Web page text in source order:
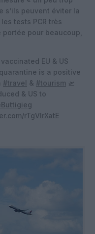
s’ils peuvent éviter la
tests PCR très
pour beaucoup,
vaccinated EU & US
is a positive
#travel & #tourism 🛫
& US to
rTgVlrXatE